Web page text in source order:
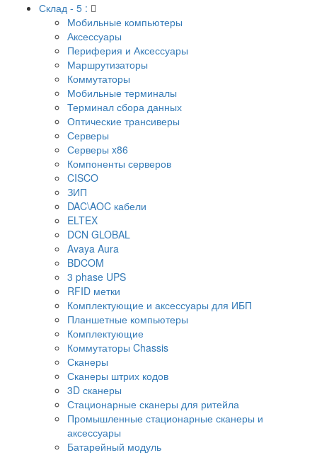
Склад - 5 :
Мобильные компьютеры
Аксессуары
Периферия и Аксессуары
Маршрутизаторы
Коммутаторы
Мобильные терминалы
Терминал сбора данных
Оптические трансиверы
Серверы
Серверы x86
Компоненты серверов
CISCO
ЗИП
DAC\AOC кабели
ELTEX
DCN GLOBAL
Avaya Aura
BDCOM
3 phase UPS
RFID метки
Комплектующие и аксессуары для ИБП
Планшетные компьютеры
Комплектующие
Коммутаторы Chassis
Сканеры
Сканеры штрих кодов
3D сканеры
Стационарные сканеры для ритейла
Промышленные стационарные сканеры и
аксессуары
Батарейный модуль